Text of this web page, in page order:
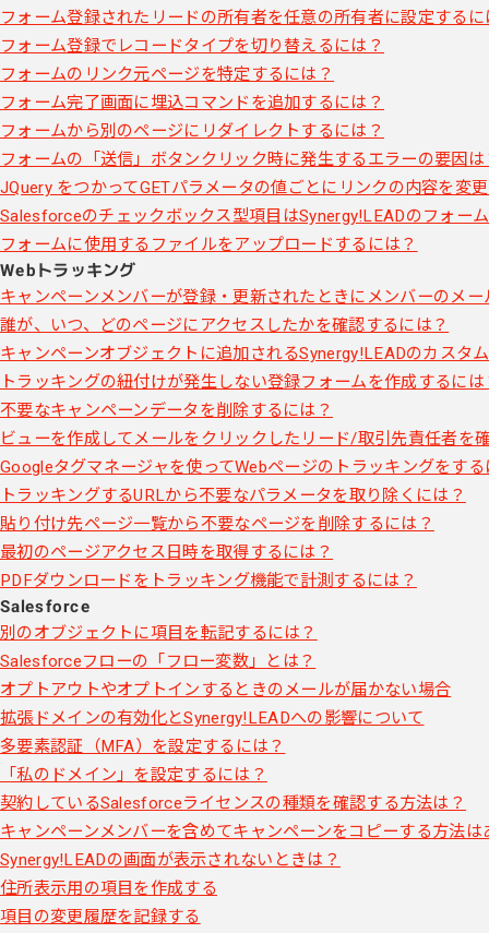
フォーム登録されたリードの所有者を任意の所有者に設定するに
フォーム登録でレコードタイプを切り替えるには？
フォームのリンク元ページを特定するには？
フォーム完了画面に埋込コマンドを追加するには？
フォームから別のページにリダイレクトするには？
フォームの「送信」ボタンクリック時に発生するエラーの要因は
JQuery をつかってGETパラメータの値ごとにリンクの内容を変
Salesforceのチェックボックス型項目はSynergy!LEADのフォー
フォームに使用するファイルをアップロードするには？
Webトラッキング
キャンペーンメンバーが登録・更新されたときにメンバーのメ
誰が、いつ、どのページにアクセスしたかを確認するには？
キャンペーンオブジェクトに追加されるSynergy!LEADのカスタ
トラッキングの紐付けが発生しない登録フォームを作成するには
不要なキャンペーンデータを削除するには？
ビューを作成してメールをクリックしたリード/取引先責任者を
Googleタグマネージャを使ってWebページのトラッキングをす
トラッキングするURLから不要なパラメータを取り除くには？
貼り付け先ページ一覧から不要なページを削除するには？
最初のページアクセス日時を取得するには？
PDFダウンロードをトラッキング機能で計測するには？
Salesforce
別のオブジェクトに項目を転記するには？
Salesforceフローの「フロー変数」とは？
オプトアウトやオプトインするときのメールが届かない場合
拡張ドメインの有効化とSynergy!LEADへの影響について
多要素認証（MFA）を設定するには？
「私のドメイン」を設定するには？
契約しているSalesforceライセンスの種類を確認する方法は？
キャンペーンメンバーを含めてキャンペーンをコピーする方法は
Synergy!LEADの画面が表示されないときは？
住所表示用の項目を作成する
項目の変更履歴を記録する